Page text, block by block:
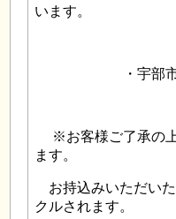
います。
・宇部市立黒
※お客様ご了承の上
ます。
お持込みいただい
クルされます。